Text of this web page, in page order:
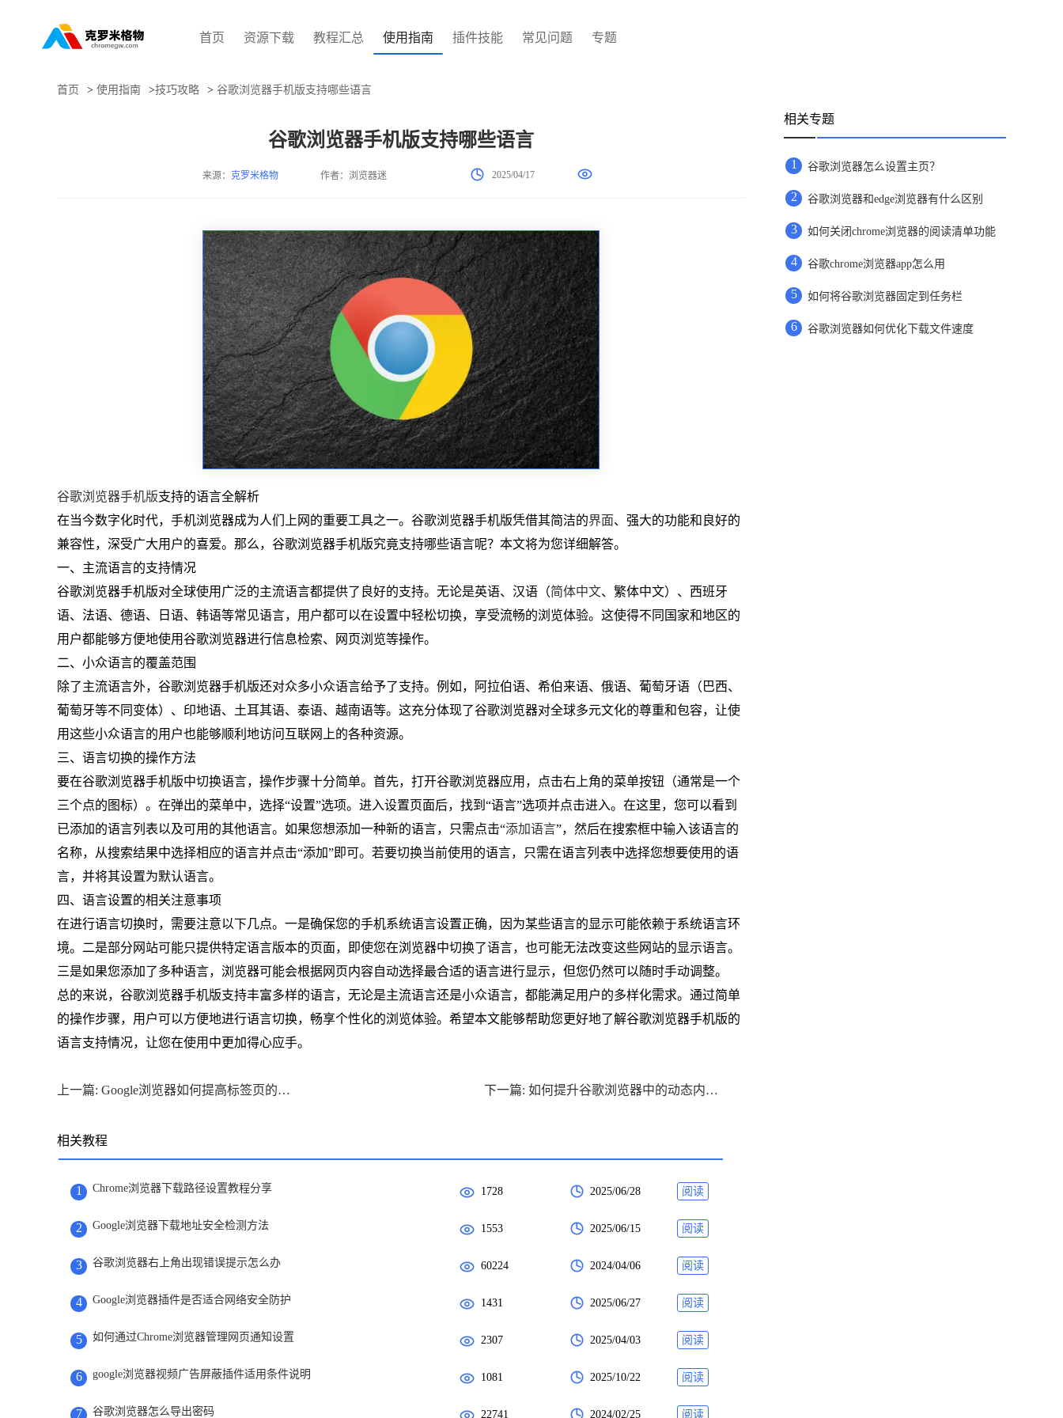
首页 资源下载 教程汇总 使用指南 插件技能 常见问题 专题
首页 > 使用指南 >技巧攻略 > 谷歌浏览器手机版支持哪些语言
谷歌浏览器手机版支持哪些语言
来源： 克罗米格物 作者：浏览器迷 2025/04/17
谷歌浏览器手机版支持的语言全解析
在当今数字化时代，手机浏览器成为人们上网的重要工具之一。谷歌浏览器手机版凭借其简洁的界面、强大的功能和良好的
兼容性，深受广大用户的喜爱。那么，谷歌浏览器手机版究竟支持哪些语言呢？本文将为您详细解答。
一、主流语言的支持情况
谷歌浏览器手机版对全球使用广泛的主流语言都提供了良好的支持。无论是英语、汉语（简体中文、繁体中文）、西班牙
语、法语、德语、日语、韩语等常见语言，用户都可以在设置中轻松切换，享受流畅的浏览体验。这使得不同国家和地区的
用户都能够方便地使用谷歌浏览器进行信息检索、网页浏览等操作。
二、小众语言的覆盖范围
除了主流语言外，谷歌浏览器手机版还对众多小众语言给予了支持。例如，阿拉伯语、希伯来语、俄语、葡萄牙语（巴西、
葡萄牙等不同变体）、印地语、土耳其语、泰语、越南语等。这充分体现了谷歌浏览器对全球多元文化的尊重和包容，让使
用这些小众语言的用户也能够顺利地访问互联网上的各种资源。
三、语言切换的操作方法
要在谷歌浏览器手机版中切换语言，操作步骤十分简单。首先，打开谷歌浏览器应用，点击右上角的菜单按钮（通常是一个
三个点的图标）。在弹出的菜单中，选择“设置”选项。进入设置页面后，找到“语言”选项并点击进入。在这里，您可以看到
已添加的语言列表以及可用的其他语言。如果您想添加一种新的语言，只需点击“添加语言”，然后在搜索框中输入该语言的
名称，从搜索结果中选择相应的语言并点击“添加”即可。若要切换当前使用的语言，只需在语言列表中选择您想要使用的语
言，并将其设置为默认语言。
四、语言设置的相关注意事项
在进行语言切换时，需要注意以下几点。一是确保您的手机系统语言设置正确，因为某些语言的显示可能依赖于系统语言环
境。二是部分网站可能只提供特定语言版本的页面，即使您在浏览器中切换了语言，也可能无法改变这些网站的显示语言。
三是如果您添加了多种语言，浏览器可能会根据网页内容自动选择最合适的语言进行显示，但您仍然可以随时手动调整。
总的来说，谷歌浏览器手机版支持丰富多样的语言，无论是主流语言还是小众语言，都能满足用户的多样化需求。通过简单
的操作步骤，用户可以方便地进行语言切换，畅享个性化的浏览体验。希望本文能够帮助您更好地了解谷歌浏览器手机版的
语言支持情况，让您在使用中更加得心应手。
上一篇: Google浏览器如何提高标签页的加载效率 下一篇: 如何提升谷歌浏览器中的动态内容加载效果
相关教程
1 Chrome浏览器下载路径设置教程分享 1728 2025/06/28 阅读
2 Google浏览器下载地址安全检测方法 1553 2025/06/15 阅读
3 谷歌浏览器右上角出现错误提示怎么办 60224 2024/04/06 阅读
4 Google浏览器插件是否适合网络安全防护 1431 2025/06/27 阅读
5 如何通过Chrome浏览器管理网页通知设置 2307 2025/04/03 阅读
6 google浏览器视频广告屏蔽插件适用条件说明 1081 2025/10/22 阅读
7 谷歌浏览器怎么导出密码 22741 2024/02/25 阅读
相关专题
1 谷歌浏览器怎么设置主页？
2 谷歌浏览器和edge浏览器有什么区别
3 如何关闭chrome浏览器的阅读清单功能
4 谷歌chrome浏览器app怎么用
5 如何将谷歌浏览器固定到任务栏
6 谷歌浏览器如何优化下载文件速度